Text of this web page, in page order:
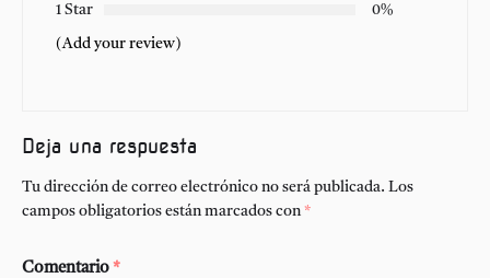
1 Star
0%
(Add your review)
Deja una respuesta
Tu dirección de correo electrónico no será publicada. Los
campos obligatorios están marcados con *
Comentario *